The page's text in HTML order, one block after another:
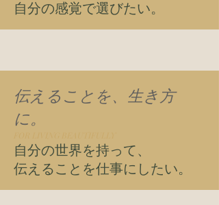
自分の感覚で選びたい。
伝えることを、 生き方
に。
自分の世界を持って、
伝えることを仕事にしたい。